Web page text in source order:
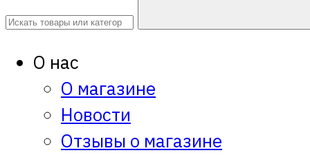
О нас
О магазине
Новости
Отзывы о магазине